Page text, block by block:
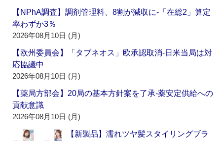
【NPhA調査】調剤管理料、8割が減収に‐「在総2」算定
率わずか3％
2026年08月10日 (月)
【欧州委員会】「タブネオス」欧承認取消‐日米当局は対
応協議中
2026年08月10日 (月)
【薬局方部会】20局の基本方針案を了承‐薬安定供給への
貢献意識
2026年08月10日 (月)
【新製品】濡れツヤ髪スタイリングブラ